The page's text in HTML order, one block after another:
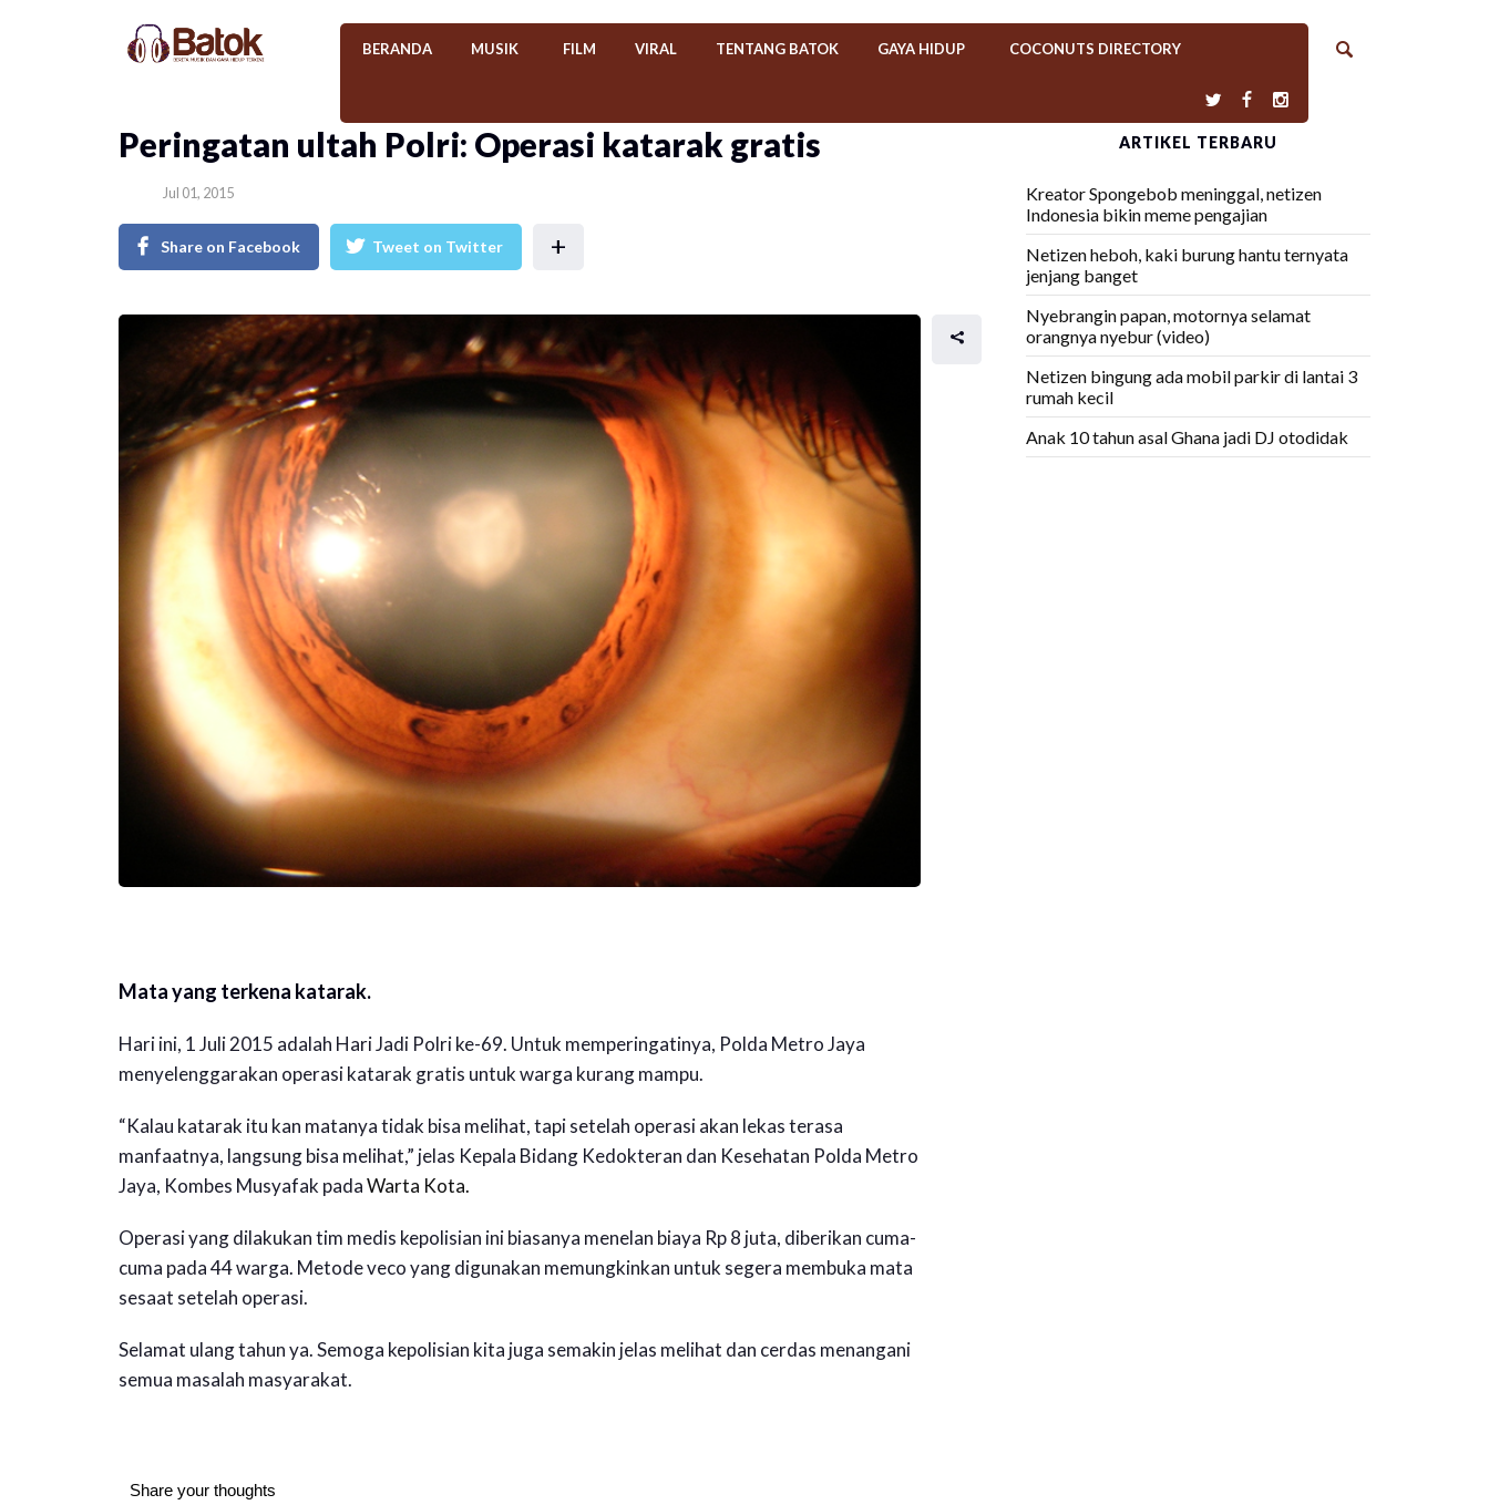
BERANDA MUSIK FILM VIRAL TENTANG BATOK GAYA HIDUP COCONUTS DIRECTORY
​Peringatan ultah Polri: Operasi katarak gratis
Jul 01, 2015
Share on Facebook Tweet on Twitter +
Mata yang terkena katarak.
Hari ini, 1 Juli 2015 adalah Hari Jadi Polri ke-69. Untuk memperingatinya, Polda Metro Jaya
menyelenggarakan operasi katarak gratis untuk warga kurang mampu.
“Kalau katarak itu kan matanya tidak bisa melihat, tapi setelah operasi akan lekas terasa
manfaatnya, langsung bisa melihat,” jelas Kepala Bidang Kedokteran dan Kesehatan Polda Metro
Jaya, Kombes Musyafak padaWarta Kota.
Operasi yang dilakukan tim medis kepolisian ini biasanya menelan biaya Rp 8 juta, diberikan cuma-
cuma pada 44 warga. Metode veco yang digunakan memungkinkan untuk segera membuka mata
sesaat setelah operasi.
Selamat ulang tahun ya. Semoga kepolisian kita juga semakin jelas melihat dan cerdas menangani
semua masalah masyarakat.
Share your thoughts
ARTIKEL TERBARU
Kreator Spongebob meninggal, netizen
Indonesia bikin meme pengajian
Netizen heboh, kaki burung hantu ternyata
jenjang banget
Nyebrangin papan, motornya selamat
orangnya nyebur (video)
Netizen bingung ada mobil parkir di lantai 3
rumah kecil
Anak 10 tahun asal Ghana jadi DJ otodidak